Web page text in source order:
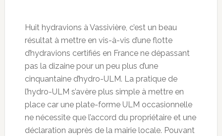
Huit hydravions à Vassivière, c’est un beau
résultat à mettre en vis-à-vis d’une flotte
d’hydravions certifiés en France ne dépassant
pas la dizaine pour un peu plus d’une
cinquantaine d’hydro-ULM. La pratique de
l’hydro-ULM s’avère plus simple à mettre en
place car une plate-forme ULM occasionnelle
ne nécessite que l’accord du propriétaire et une
déclaration auprès de la mairie locale. Pouvant